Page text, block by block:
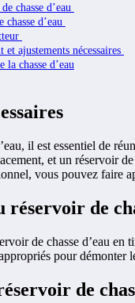
chasse d’eau
d’eau
ajustements nécessaires
chasse d’eau
il est essentiel de
et un réservoir
vous pouvez faire
de
de chasse d’eau
pour démonter
de